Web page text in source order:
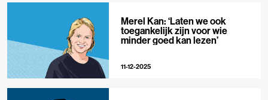
Merel Kan: ‘Laten we ook
toegankelijk zijn voor wie
minder goed kan lezen’
11-12-2025